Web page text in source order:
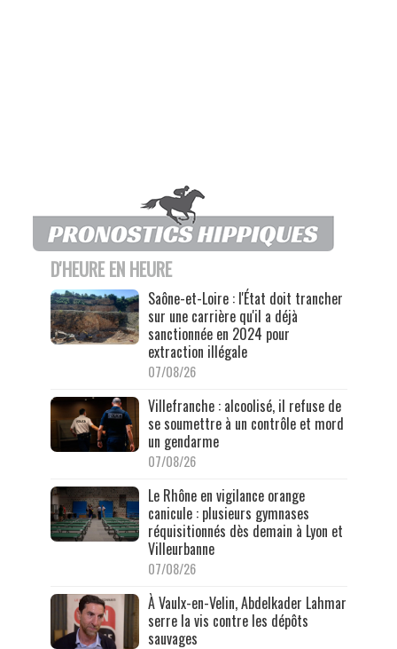
D'HEURE EN HEURE
Saône-et-Loire : l'État doit trancher
sur une carrière qu'il a déjà
sanctionnée en 2024 pour
extraction illégale
07/08/26
Villefranche : alcoolisé, il refuse de
se soumettre à un contrôle et mord
un gendarme
07/08/26
Le Rhône en vigilance orange
canicule : plusieurs gymnases
réquisitionnés dès demain à Lyon et
Villeurbanne
07/08/26
À Vaulx-en-Velin, Abdelkader Lahmar
serre la vis contre les dépôts
sauvages